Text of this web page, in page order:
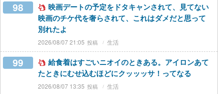
98
映画デートの予定をドタキャンされて、見てない
映画のチケ代を奢らされて、これはダメだと思って
別れたよ
2026/08/07 21:05 生活
99
給食着はすごいニオイのときある。アイロンあて
たときにむせ込むほどにクッッッサ！ってなる
2026/08/07 13:35 生活